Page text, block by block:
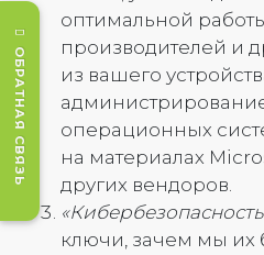
оптимальной
производителей и
из вашего
операционных
на материалах
других вендоров.
ключи, зачем мы их
ОБРАТНАЯ СВЯЗЬ